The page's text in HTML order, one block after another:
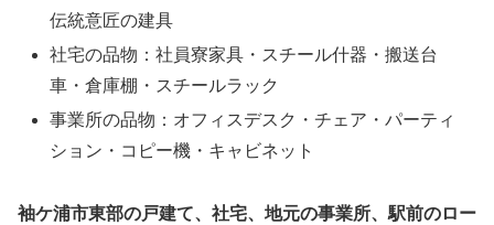
伝統意匠の建具
社宅の品物：社員寮家具・スチール什器・搬送台
車・倉庫棚・スチールラック
事業所の品物：オフィスデスク・チェア・パーティ
ション・コピー機・キャビネット
袖ケ浦市東部の戸建て、社宅、地元の事業所、駅前のロー